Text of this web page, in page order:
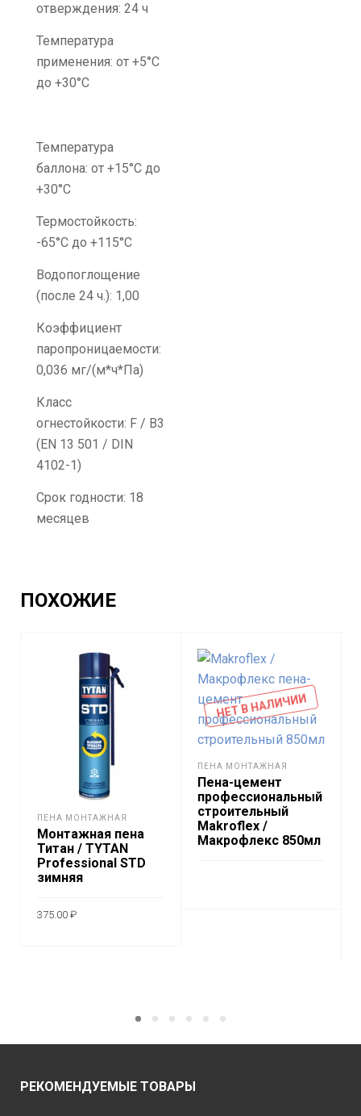
отверждения: 24 ч
Температура
применения: от +5°C
до +30°C
Температура
баллона: от +15°C до
+30°C
Термостойкость:
-65°C до +115°C
Водопоглощение
(после 24 ч.): 1,00
Коэффициент
паропроницаемости:
0,036 мг/(м*ч*Па)
Класс
огнестойкости: F / B3
(EN 13 501 / DIN
4102-1)
Срок годности: 18
месяцев
ПОХОЖИЕ
ПЕНА МОНТАЖНАЯ
Монтажная пена
Титан / TYTAN
Professional STD
зимняя
375.00 ₽
НЕТ В НАЛИЧИИ
ПЕНА МОНТАЖНАЯ
Пена-цемент
профессиональный
строительный
Makroflex /
Макрофлекс 850мл
РЕКОМЕНДУЕМЫЕ ТОВАРЫ